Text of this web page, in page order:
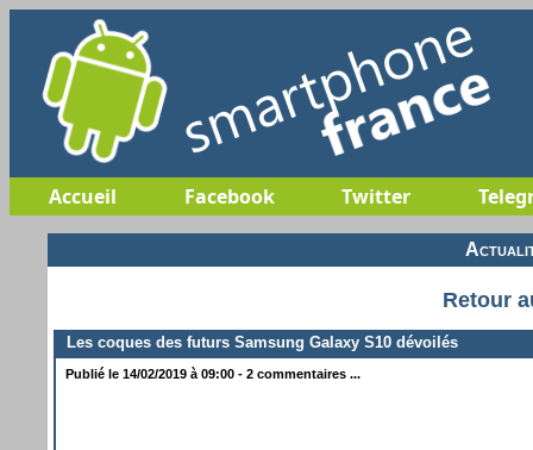
Accueil Facebook Twitter
Retour
Les coques des futurs Samsung Galaxy S10 dévoilés
Publié le 14/02/2019 à 09:00 - 2 commentaires ...